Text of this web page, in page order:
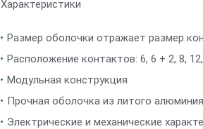
Характеристики
Размер оболочки отражает размер
Расположение контактов: 6, 6 + 2, 8,
Модульная конструкция
Прочная оболочка из литого алюминия
Электрические и механические